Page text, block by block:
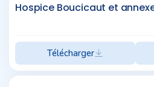
Hospice Boucicaut et
Télécharger